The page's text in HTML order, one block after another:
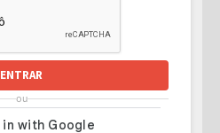
ENTRAR
ou